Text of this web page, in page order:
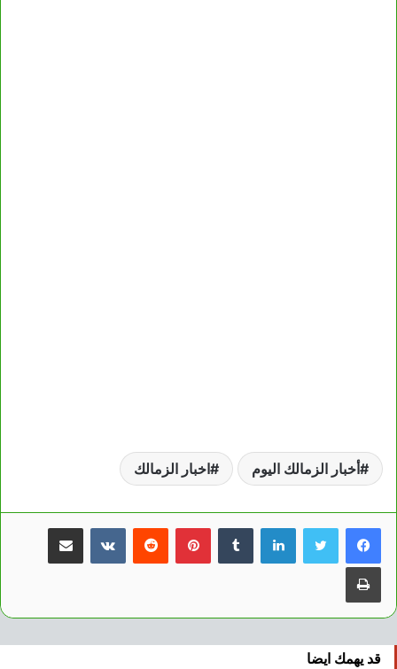
أخبار الزمالك اليوم اخبار الزمالك
لينكدإن بينتيريست مشاركة عبر البريد
طباعة
قد يهمك ايضا